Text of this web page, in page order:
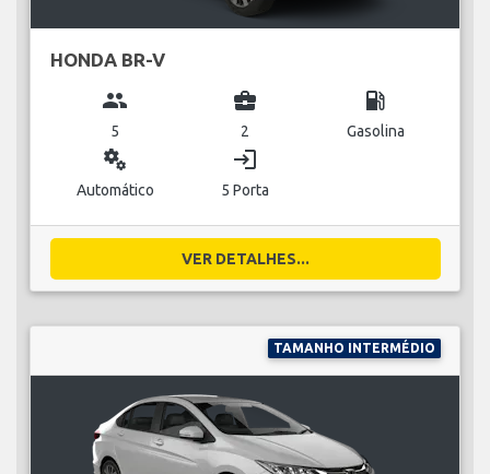
HONDA BR-V
group
5
business_center
2
local_gas_station
Gasolina
miscellaneous_services
Automático
login
5 Porta
VER DETALHES...
TAMANHO INTERMÉDIO